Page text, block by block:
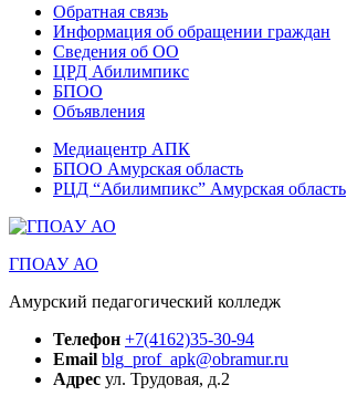
Обратная связь
Информация об обращении граждан
Сведения об ОО
ЦРД Абилимпикс
БПОО
Объявления
Медиацентр АПК
БПОО Амурская область
РЦД “Абилимпикс” Амурская область
ГПОАУ АО
Амурский педагогический колледж
Телефон +7(4162)35-30-94
Email blg_prof_apk@obramur.ru
Адрес ул. Трудовая, д.2